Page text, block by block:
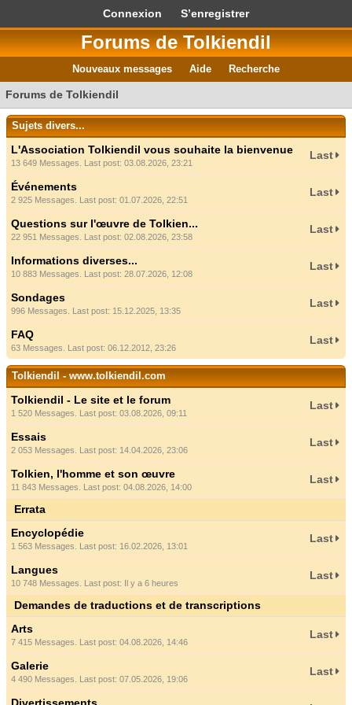
Connexion S’enregistrer
Forums de Tolkiendil
Nouveaux messages Aide Recherche
Forums de Tolkiendil
Sujets divers...
L'Association Tolkiendil vous souhaite la bienvenue
13 649 Messages. Last post: 03.08.2026, 23:21
Last
Événements
2 925 Messages. Last post: 01.07.2026, 22:51
Last
Questions sur l'œuvre de Tolkien...
22 951 Messages. Last post: 02.08.2026, 23:58
Last
Informations diverses...
10 883 Messages. Last post: 28.07.2026, 12:08
Last
Sondages
996 Messages. Last post: 15.12.2025, 13:35
Last
FAQ
63 Messages. Last post: 06.12.2012, 23:26
Last
Tolkiendil - www.tolkiendil.com
Tolkiendil - Le site et le forum
1 520 Messages. Last post: 03.08.2026, 09:11
Last
Essais
2 053 Messages. Last post: 14.04.2026, 23:06
Last
Tolkien, l'homme et son œuvre
11 843 Messages. Last post: 04.08.2026, 14:00
Last
Errata
Encyclopédie
1 563 Messages. Last post: 16.02.2026, 13:01
Last
Langues
10 748 Messages. Last post: Il y a 6 heures
Last
Demandes de traductions et de transcriptions
Arts
7 415 Messages. Last post: 04.08.2026, 14:46
Last
Galerie
4 490 Messages. Last post: 07.05.2026, 19:06
Last